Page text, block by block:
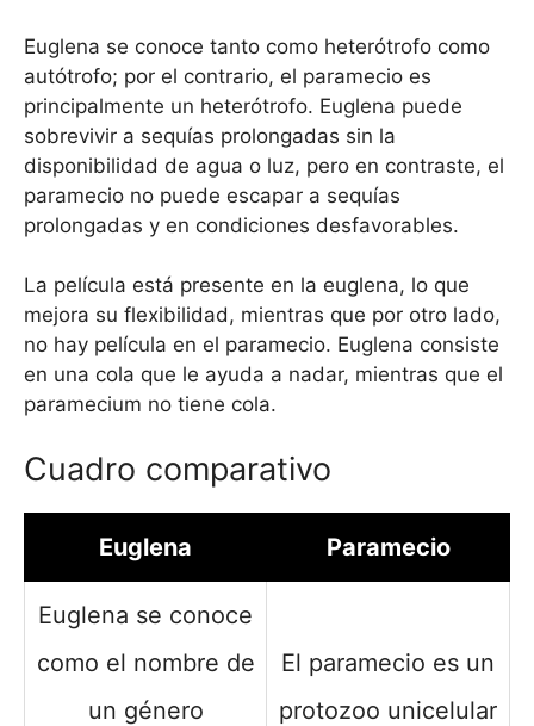
Euglena se conoce tanto como heterótrofo como
autótrofo; por el contrario, el paramecio es
principalmente un heterótrofo. Euglena puede
sobrevivir a sequías prolongadas sin la
disponibilidad de agua o luz, pero en contraste, el
paramecio no puede escapar a sequías
prolongadas y en condiciones desfavorables.
La película está presente en la euglena, lo que
mejora su flexibilidad, mientras que por otro lado,
no hay película en el paramecio. Euglena consiste
en una cola que le ayuda a nadar, mientras que el
paramecium no tiene cola.
Cuadro comparativo
Euglena Paramecio
Euglena se conoce
como el nombre de
un género
El paramecio es un
protozoo unicelular